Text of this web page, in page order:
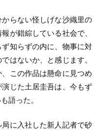
らない怪しげな沙織里の
が錯綜している社会で、
知らずの内に、物事に対
はないか、と感じます。
この作品は懸命に見つめ
じた土居圭吾は、今もず
語った。
に入社した新人記者で砂